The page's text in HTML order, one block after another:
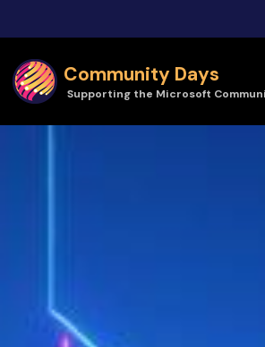
Community Days
Supporting the Microsoft